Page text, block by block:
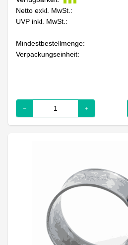
Netto exkl. MwSt.:
UVP inkl. MwSt.:
Mindestbestellmenge:
Verpackungseinheit: